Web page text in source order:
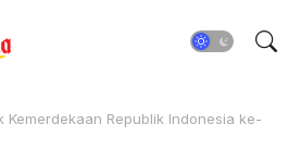
Kemerdekaan Republik Indonesia ke-